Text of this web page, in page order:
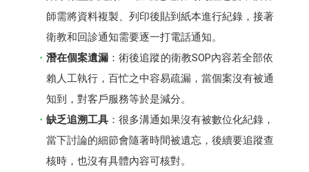
師需將資料複製、列印後貼到紙本進行紀錄，接著
衛教和回診通知需要逐一打電話通知。
潛在個案遺漏 ：術後追蹤的衛教SOP內容若全部依
賴人工執行，百忙之中容易疏漏，當個案沒有被通
知到，對客戶服務等於是減分。
缺乏追溯工具：很多溝通如果沒有被數位化紀錄，
當下討論的細節會隨著時間被遺忘，後續要追蹤查
核時，也沒有具體內容可核對。